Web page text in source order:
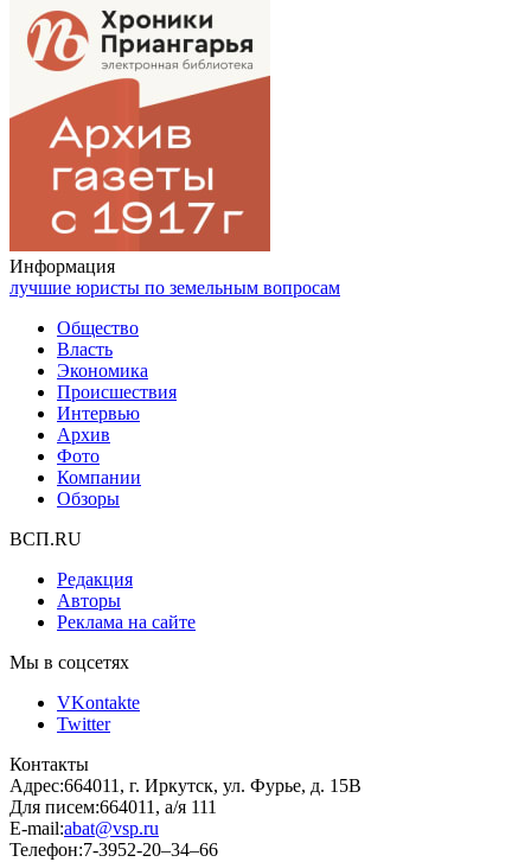
Информация
лучшие юристы по земельным вопросам
Общество
Власть
Экономика
Происшествия
Интервью
Архив
Фото
Компании
Обзоры
ВСП.RU
Редакция
Авторы
Реклама на сайте
Мы в соцсетях
VKontakte
Twitter
Контакты
Адрес:664011, г. Иркутск, ул. Фурье, д. 15В
Для писем:664011, а/я 111
E-mail:abat@vsp.ru
Телефон:7-3952-20–34–66